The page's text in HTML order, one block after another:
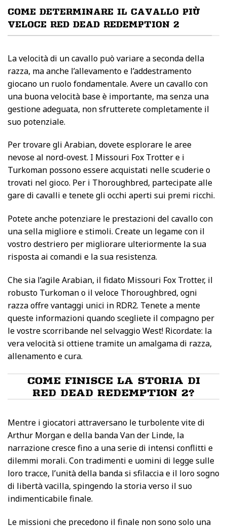
COME DETERMINARE IL CAVALLO PIÙ
VELOCE RED DEAD REDEMPTION 2
La velocità di un cavallo può variare a seconda della
razza, ma anche l’allevamento e l’addestramento
giocano un ruolo fondamentale. Avere un cavallo con
una buona velocità base è importante, ma senza una
gestione adeguata, non sfrutterete completamente il
suo potenziale.
Per trovare gli Arabian, dovete esplorare le aree
nevose al nord-ovest. I Missouri Fox Trotter e i
Turkoman possono essere acquistati nelle scuderie o
trovati nel gioco. Per i Thoroughbred, partecipate alle
gare di cavalli e tenete gli occhi aperti sui premi ricchi.
Potete anche potenziare le prestazioni del cavallo con
una sella migliore e stimoli. Create un legame con il
vostro destriero per migliorare ulteriormente la sua
risposta ai comandi e la sua resistenza.
Che sia l’agile Arabian, il fidato Missouri Fox Trotter, il
robusto Turkoman o il veloce Thoroughbred, ogni
razza offre vantaggi unici in RDR2. Tenete a mente
queste informazioni quando scegliete il compagno per
le vostre scorribande nel selvaggio West! Ricordate: la
vera velocità si ottiene tramite un amalgama di razza,
allenamento e cura.
COME FINISCE LA STORIA DI
RED DEAD REDEMPTION 2?
Mentre i giocatori attraversano le turbolente vite di
Arthur Morgan e della banda Van der Linde, la
narrazione cresce fino a una serie di intensi conflitti e
dilemmi morali. Con tradimenti e uomini di legge sulle
loro tracce, l’unità della banda si sfilaccia e il loro sogno
di libertà vacilla, spingendo la storia verso il suo
indimenticabile finale.
Le missioni che precedono il finale non sono solo una